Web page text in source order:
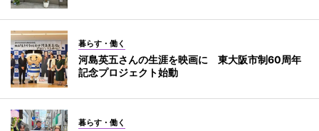
暮らす・働く
河島英五さんの生涯を映画に 東大阪市制60周年
記念プロジェクト始動
暮らす・働く